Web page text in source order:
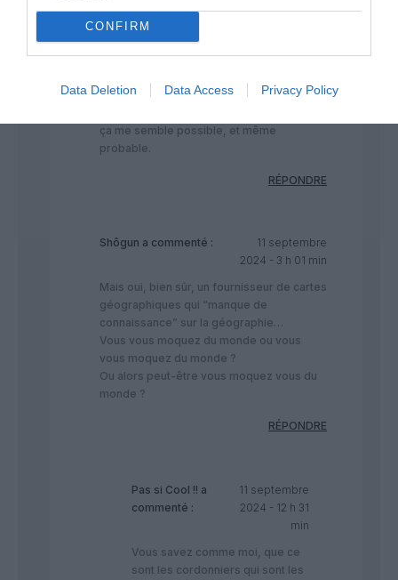
CONFIRM
Data Deletion Data Access Privacy Policy
pas aux coïncidences)
Par contre, le fait que ce soit un “petit
malin”, ou plusieurs, ayant voulu utiliser
opinion politique sans
ça me semble possible, et même
probable.
RÉPONDRE
Shôgun a commenté :
11 septembre
2024 - 3 h 01 min
Mais oui, bien sûr, un fournisseur de cartes
géographiques qui “manque de
connaissance” sur la géographie…
Vous vous moquez du monde ou vous
vous moquez du monde ?
Ou alors peut-être vous moquez vous du
monde ?
RÉPONDRE
Pas si Cool !! a
commenté :
11 septembre
2024 - 12 h 31
min
Vous savez comme moi, que ce
sont les cordonniers qui sont les